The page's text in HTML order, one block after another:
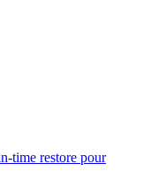
time restore pour